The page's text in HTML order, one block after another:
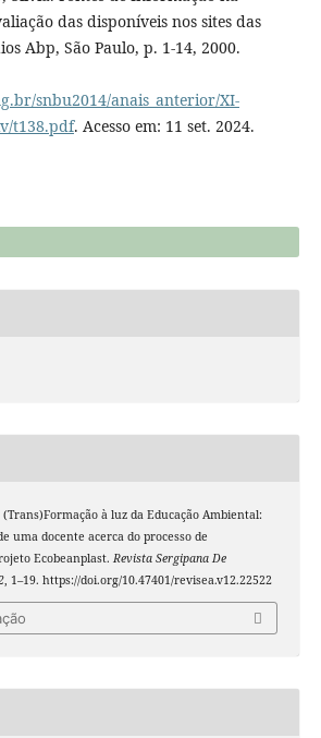
das disponíveis nos sites das
Abp, São Paulo, p. 1-14, 2000.
snbu2014/anais_anterior/XI-
t138.pdf. Acesso em: 11 set. 2024.
(Trans)Formação à luz da Educação Ambiental:
uma docente acerca do processo de
Ecobeanplast. Revista Sergipana De
, 1–19. https://doi.org/10.47401/revisea.v12.22522